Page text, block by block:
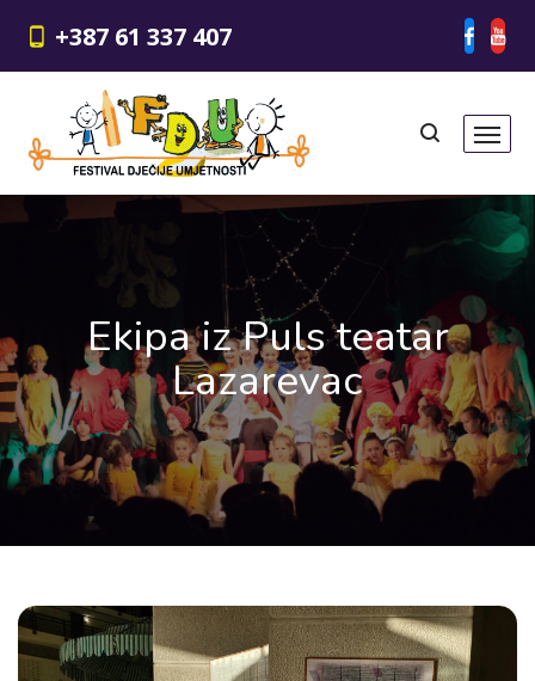
+387 61 337 407
Ekipa iz Puls teatar
Lazarevac